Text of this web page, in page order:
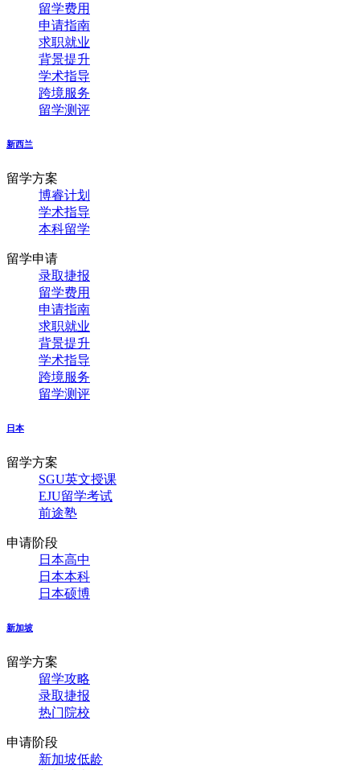
留学费用
申请指南
求职就业
背景提升
学术指导
跨境服务
留学测评
新西兰
留学方案
博睿计划
学术指导
本科留学
留学申请
录取捷报
留学费用
申请指南
求职就业
背景提升
学术指导
跨境服务
留学测评
日本
留学方案
SGU英文授课
EJU留学考试
前途塾
申请阶段
日本高中
日本本科
日本硕博
新加坡
留学方案
留学攻略
录取捷报
热门院校
申请阶段
新加坡低龄